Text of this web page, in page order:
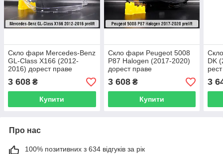
Скло фари Mercedes-Benz
GL-Class X166 (2012-
2016) дорест праве
3 608 ₴
Купити
Скло фари Peugeot 5008
P87 Halogen (2017-2020)
дорест праве
3 608₴
Купити
DK
3
Про нас
100% позитивних з 634 відгуків за рік